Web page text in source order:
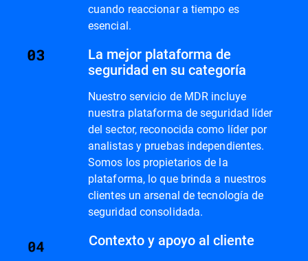
cuando reaccionar a tiempo es
esencial.
La mejor plataforma de
seguridad en su categoría
Nuestro servicio de MDR incluye
nuestra plataforma de seguridad líder
del sector, reconocida como líder por
analistas y pruebas independientes.
Somos los propietarios de la
plataforma, lo que brinda a nuestros
clientes un arsenal de tecnología de
seguridad consolidada.
Contexto y apoyo al cliente